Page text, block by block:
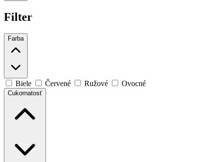
Filter
Farba
Biele Červené Ružové Ovocné
Cukornatosť